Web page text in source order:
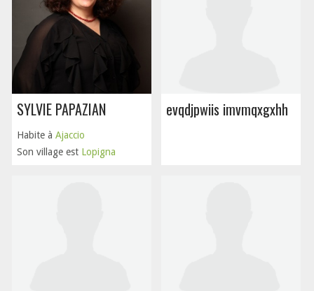
SYLVIE PAPAZIAN
Habite à Ajaccio
Son village est Lopigna
evqdjpwiis imvmqxgxhh